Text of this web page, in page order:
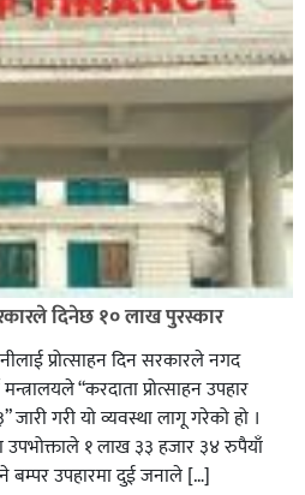
दिनेछ १० लाख पुरस्कार
प्रोत्साहन दिन सरकारले नगद
“करदाता प्रोत्साहन उपहार
जारी गरी यो व्यवस्था लागू गरेको हो ।
१ लाख ३३ हजार ३४ रुपैयाँ
बम्पर उपहारमा दुई जनाले […]